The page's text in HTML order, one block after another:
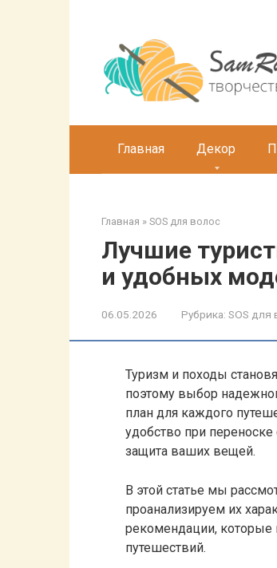
Главная Декор
Главная » SOS для волос
Лучшие
и удобных
06.05.2026 Рубрика: SOS для
Туризм и походы
поэтому выбор
план для каждого
удобство при
защита ваших вещей.
В этой статье мы
проанализируем их
рекомендации,
путешествий.